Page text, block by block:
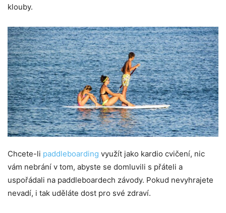
klouby.
Chcete-li paddleboarding využít jako kardio cvičení, nic
vám nebrání v tom, abyste se domluvili s přáteli a
uspořádali na paddleboardech závody. Pokud nevyhrajete
nevadí, i tak uděláte dost pro své zdraví.